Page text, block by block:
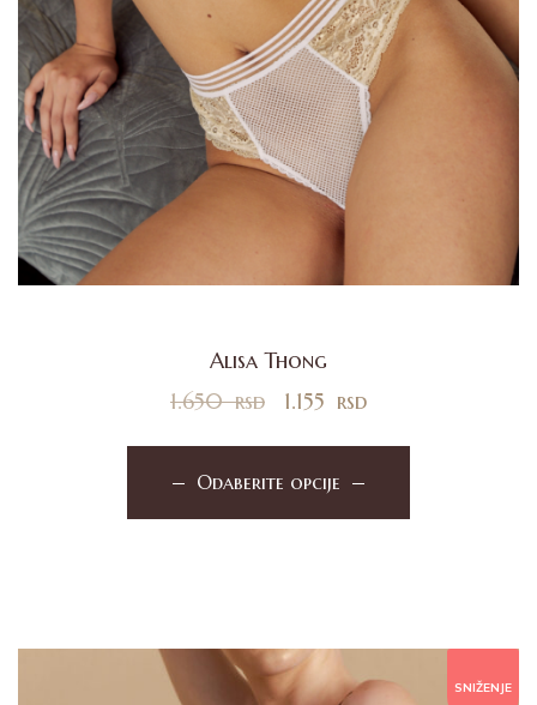
Alisa Thong
1.650rsd 1.155 rsd
Odaberite opcije
SNIŽENJE